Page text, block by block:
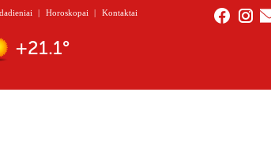
| Horoskopai | Kontaktai
+20.3°